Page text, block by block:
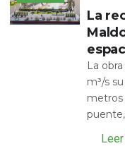
La
La
m³/s
metros